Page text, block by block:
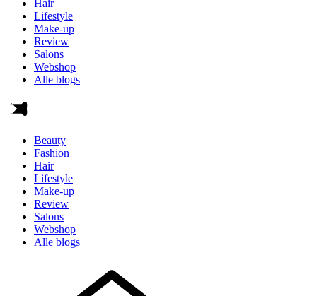
Hair
Lifestyle
Make-up
Review
Salons
Webshop
Alle blogs
Beauty
Fashion
Hair
Lifestyle
Make-up
Review
Salons
Webshop
Alle blogs